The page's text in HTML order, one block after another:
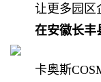
让更多园区
在安徽长丰
卡奥斯